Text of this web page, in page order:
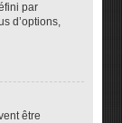
par
d’options,
être